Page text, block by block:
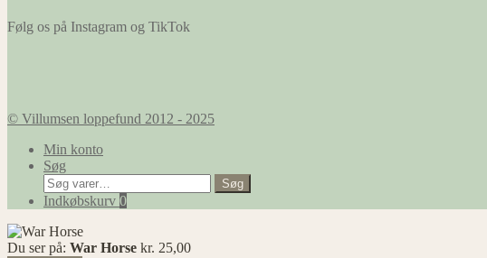
Følg os på Instagram og TikTok
© Villumsen loppefund 2012 - 2025
Min konto
Søg
Søg
efter:
Søg
Indkøbskurv 0
Du ser på: War Horse kr. 25,00